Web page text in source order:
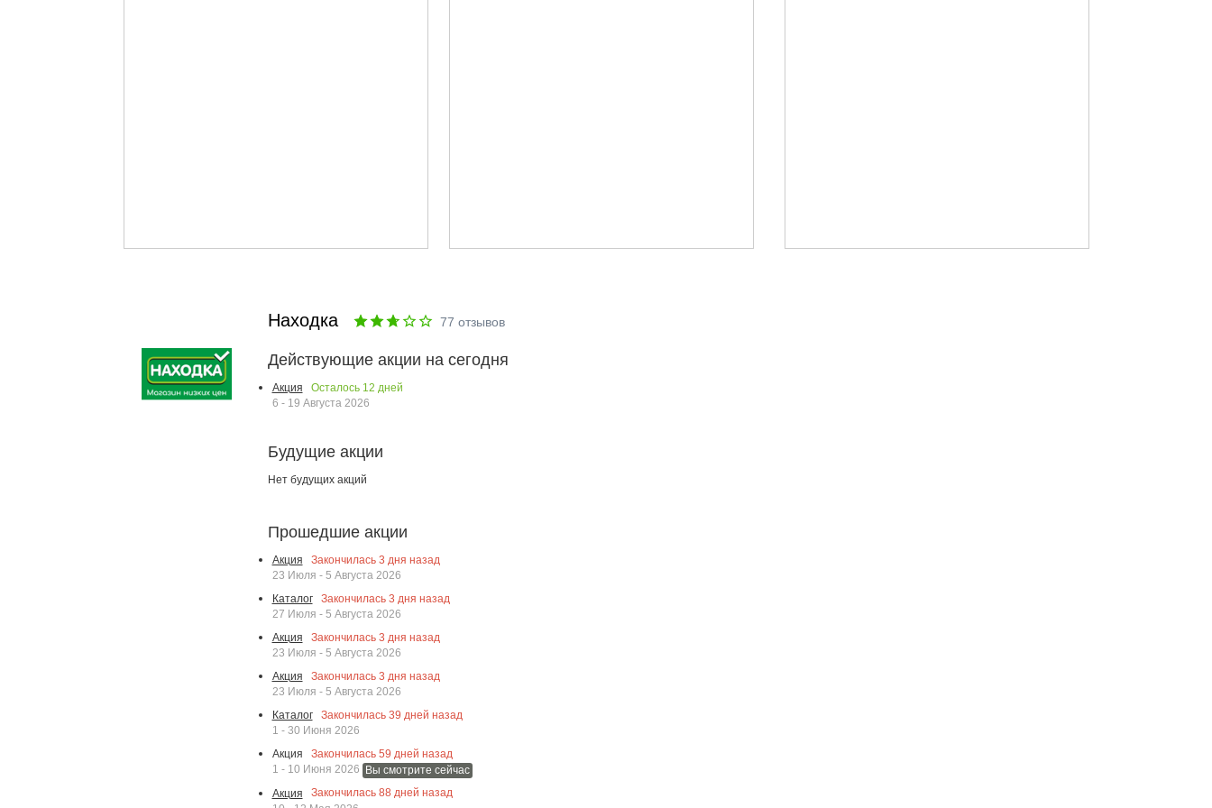
Находка 77 отзывов
Действующие акции на сегодня
Акция Осталось 12 дней
6 - 19 Августа 2026
Будущие акции
Нет будущих акций
Прошедшие акции
Акция Закончилась 3 дня назад
23 Июля - 5 Августа 2026
Каталог
Закончилась 3 дня назад
27 Июля - 5 Августа 2026
Акция
Закончилась 3 дня назад
23 Июля - 5 Августа 2026
Акция
Закончилась 3 дня назад
23 Июля - 5 Августа 2026
Каталог
Закончилась 39 дней назад
1 - 30 Июня 2026
Акция
Закончилась 59 дней назад
1 - 10 Июня 2026 Вы смотрите сейчас
Акция
Закончилась 88 дней назад